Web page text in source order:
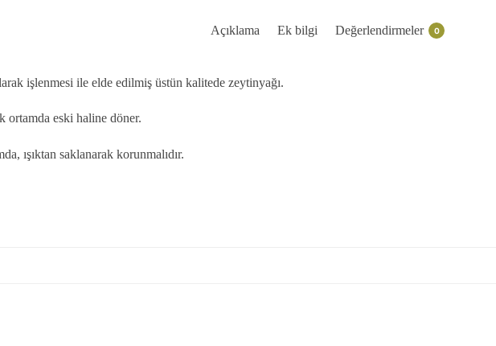
Açıklama Ek bilgi Değerlendirmeler 0
işlenmesi ile elde edilmiş üstün kalitede zeytinyağı.
ortamda eski haline döner.
ışıktan saklanarak korunmalıdır.